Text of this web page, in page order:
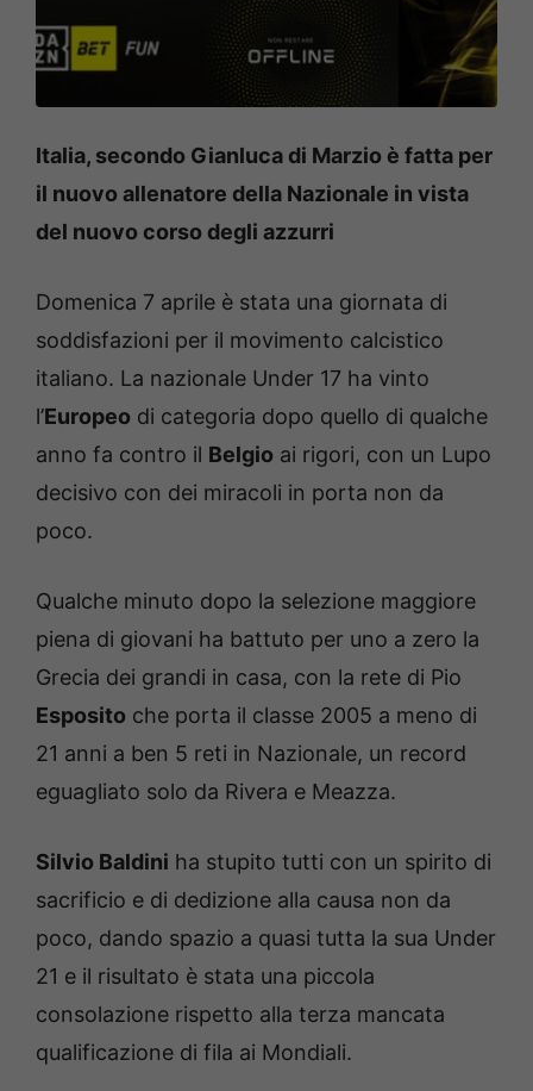
Italia, secondo Gianluca di Marzio è fatta per
il nuovo allenatore della Nazionale in vista
del nuovo corso degli azzurri
Domenica 7 aprile è stata una giornata di
soddisfazioni per il movimento calcistico
italiano. La nazionale Under 17 ha vinto
l’Europeo di categoria dopo quello di qualche
anno fa contro il Belgio ai rigori, con un Lupo
decisivo con dei miracoli in porta non da
poco.
Qualche minuto dopo la selezione maggiore
piena di giovani ha battuto per uno a zero la
Grecia dei grandi in casa, con la rete di Pio
Esposito che porta il classe 2005 a meno di
21 anni a ben 5 reti in Nazionale, un record
eguagliato solo da Rivera e Meazza.
Silvio Baldini ha stupito tutti con un spirito di
sacrificio e di dedizione alla causa non da
poco, dando spazio a quasi tutta la sua Under
21 e il risultato è stata una piccola
consolazione rispetto alla terza mancata
qualificazione di fila ai Mondiali.